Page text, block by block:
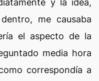
y la idea,
me causaba
el aspecto de la
media hora
correspondía a